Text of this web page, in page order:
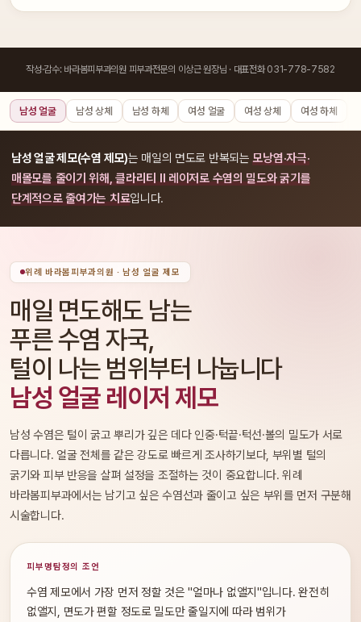
작성·감수: 바라봄피부과의원 피부과전문의 이상근 원장님 · 대표전화 031-778-7582
남성 얼굴 남성 상체 남성 하체 여성 얼굴 여성 상체 여성 하체
남성 얼굴 제모(수염 제모)는 매일의 면도로 반복되는모낭염·자극·
매몰모를 줄이기 위해, 클라리티 II 레이저로 수염의 밀도와 굵기를
단계적으로 줄여가는 치료입니다.
위례 바라봄피부과의원 · 남성 얼굴 제모
매일 면도해도 남는
푸른 수염 자국,
털이 나는 범위부터 나눕니다
남성 얼굴 레이저 제모
남성 수염은 털이 굵고 뿌리가 깊은 데다 인중·턱끝·턱선·볼의 밀도가 서로
다릅니다. 얼굴 전체를 같은 강도로 빠르게 조사하기보다, 부위별 털의
굵기와 피부 반응을 살펴 설정을 조절하는 것이 중요합니다. 위례
바라봄피부과에서는 남기고 싶은 수염선과 줄이고 싶은 부위를 먼저 구분해
시술합니다.
피부명탐정의 조언
수염 제모에서 가장 먼저 정할 것은 "얼마나 없앨지"입니다. 완전히
없앨지, 면도가 편할 정도로 밀도만 줄일지에 따라 범위가